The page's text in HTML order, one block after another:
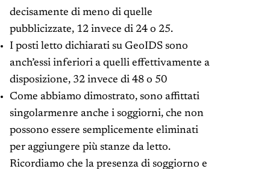
decisamente di meno di quelle
pubblicizzate, 12 invece di 24 o 25.
I posti letto dichiarati su GeoIDS sono
anch’essi inferiori a quelli effettivamente a
disposizione, 32 invece di 48 o 50
Come abbiamo dimostrato, sono affittati
singolarmenre anche i soggiorni, che non
possono essere semplicemente eliminati
per aggiungere più stanze da letto.
Ricordiamo che la presenza di soggiorno e